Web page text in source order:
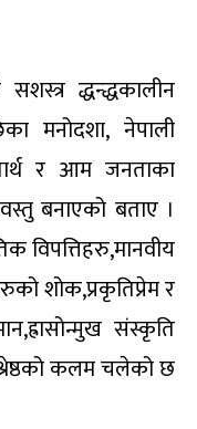
द्धन्द्धकालीन
मनोदशा, नेपाली
र आम जनताका
बनाएको बताए ।
विपत्तिहरु,मानवीय
शोक,प्रकृतिप्रेम र
संस्कृति
कलम चलेको छ